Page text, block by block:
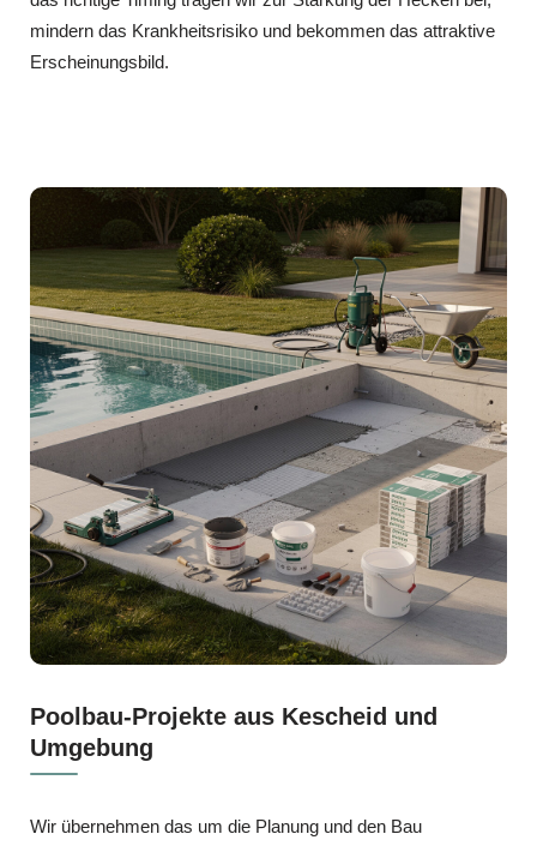
mindern das Krankheitsrisiko und bekommen das attraktive
Erscheinungsbild.
Poolbau-Projekte aus Kescheid und
Umgebung
Wir übernehmen das um die Planung und den Bau